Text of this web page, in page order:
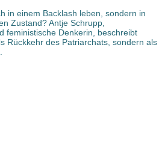
in einem Backlash leben, sondern in
Zustand? Antje Schrupp,
feministische Denkerin, beschreibt
Rückkehr des Patriarchats, sondern als